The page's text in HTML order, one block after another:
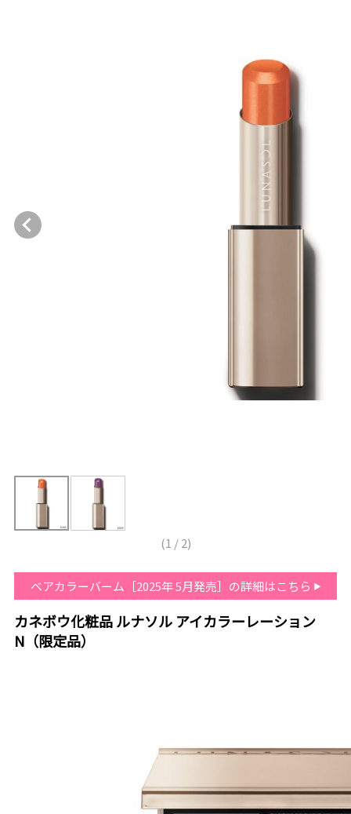
(1 /2)
ベアカラーバーム［2025年 5月発売］の詳細はこちら
カネボウ化粧品 ルナソル アイカラーレーション
N（限定品）